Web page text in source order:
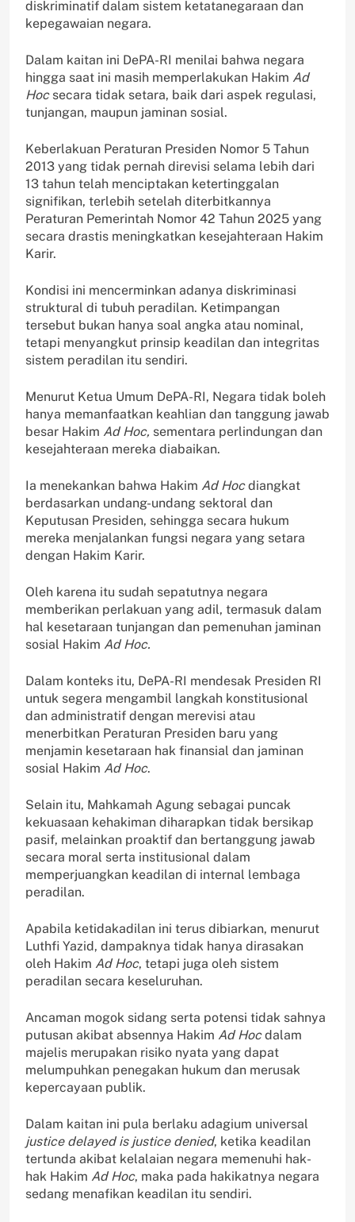
diskriminatif dalam sistem ketatanegaraan dan
kepegawaian negara.
Dalam kaitan ini DePA-RI menilai bahwa negara
hingga saat ini masih memperlakukan Hakim Ad
Hocsecara tidak setara, baik dari aspek regulasi,
tunjangan, maupun jaminan sosial.
Keberlakuan Peraturan Presiden Nomor 5 Tahun
2013 yang tidak pernah direvisi selama lebih dari
13 tahun telah menciptakan ketertinggalan
signifikan, terlebih setelah diterbitkannya
Peraturan Pemerintah Nomor 42 Tahun 2025 yang
secara drastis meningkatkan kesejahteraan Hakim
Karir.
Kondisi ini mencerminkan adanya diskriminasi
struktural di tubuh peradilan. Ketimpangan
tersebut bukan hanya soal angka atau nominal,
tetapi menyangkut prinsip keadilan dan integritas
sistem peradilan itu sendiri.
Menurut Ketua Umum DePA-RI, Negara tidak boleh
hanya memanfaatkan keahlian dan tanggung jawab
besar Hakim Ad Hoc, sementara perlindungan dan
kesejahteraan mereka diabaikan.
Ia menekankan bahwa Hakim Ad Hocdiangkat
berdasarkan undang-undang sektoral dan
Keputusan Presiden, sehingga secara hukum
mereka menjalankan fungsi negara yang setara
dengan Hakim Karir.
Oleh karena itu sudah sepatutnya negara
memberikan perlakuan yang adil, termasuk dalam
hal kesetaraan tunjangan dan pemenuhan jaminan
sosial Hakim Ad Hoc.
Dalam konteks itu, DePA-RI mendesak Presiden RI
untuk segera mengambil langkah konstitusional
dan administratif dengan merevisi atau
menerbitkan Peraturan Presiden baru yang
menjamin kesetaraan hak finansial dan jaminan
sosial Hakim Ad Hoc.
Selain itu, Mahkamah Agung sebagai puncak
kekuasaan kehakiman diharapkan tidak bersikap
pasif, melainkan proaktif dan bertanggung jawab
secara moral serta institusional dalam
memperjuangkan keadilan di internal lembaga
peradilan.
Apabila ketidakadilan ini terus dibiarkan, menurut
Luthfi Yazid, dampaknya tidak hanya dirasakan
oleh Hakim Ad Hoc, tetapi juga oleh sistem
peradilan secara keseluruhan.
Ancaman mogok sidang serta potensi tidak sahnya
putusan akibat absennya Hakim Ad Hocdalam
majelis merupakan risiko nyata yang dapat
melumpuhkan penegakan hukum dan merusak
kepercayaan publik.
Dalam kaitan ini pula berlaku adagium universal
justice delayed is justice denied, ketika keadilan
tertunda akibat kelalaian negara memenuhi hak-
hak Hakim Ad Hoc, maka pada hakikatnya negara
sedang menafikan keadilan itu sendiri.